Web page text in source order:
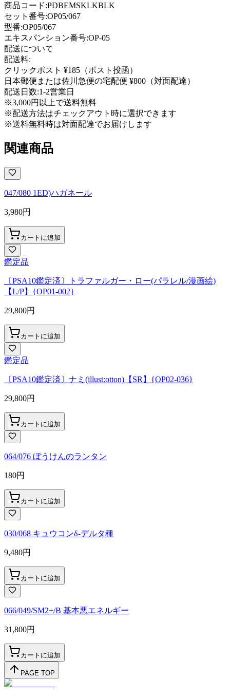
商品コード:PDBEMSKLKBLK
セット番号:OP05/067
型番:OP05/067
エキスパンション番号:OP-05
配送について
配送料:
クリックポスト ¥185（ポスト投函）
日本郵便または佐川急便の宅配便 ¥800（対面配達）
配送日数:1-2営業日
※3,000円以上で送料無料
※配送方法はチェックアウト時に選択できます
※送料無料時は対面配達でお届けします
関連商品
047/080 1ED)ハガネール
3,980円
カートに追加
鑑定品
〔PSA10鑑定済〕トラファルガー・ロー(パラレル/漫画絵)
【L/P】{OP01-002}
29,800円
カートに追加
鑑定品
〔PSA10鑑定済〕ナミ(illust:otton)【SR】{OP02-036}
29,800円
カートに追加
064/076 ぼうけんのランタン
180円
カートに追加
030/068 キュウコンδ-デルタ種
9,480円
カートに追加
066/049/SM2+/B 基本悪エネルギー
31,800円
カートに追加
PAGE TOP